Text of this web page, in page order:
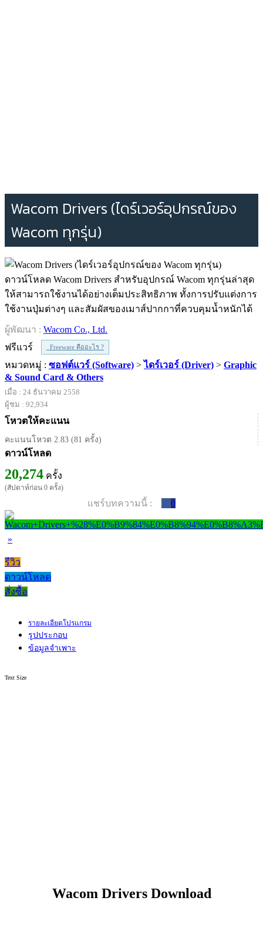
Wacom Drivers (ไดร์เวอร์อุปกรณ์ของ
Wacom ทุกรุ่น)
ดาวน์โหลด Wacom Drivers สำหรับอุปกรณ์ Wacom ทุกรุ่นล่าสุด
ให้สามารถใช้งานได้อย่างเต็มประสิทธิภาพ ทั้งการปรับแต่งการ
ใช้งานปุ่มต่างๆ และสัมผัสของเมาส์ปากกาที่ควบคุมน้ำหนักได้
ผู้พัฒนา : Wacom Co., Ltd.
ฟรีแวร์
Freeware คืออะไร ?
หมวดหมู่ : ซอฟต์แวร์ (Software) > ไดร์เวอร์ (Driver) > Graphic
& Sound Card & Others
เมื่อ : 24 ธันวาคม 2558
ผู้ชม : 92,934
โหวตให้คะแนน
คะแนนโหวต 2.83 (81 ครั้ง)
ดาวน์โหลด
20,274 ครั้ง
(สัปดาห์ก่อน 0 ครั้ง)
แชร์บทความนี้ : 0
»
รีวิว
ดาวน์โหลด
สั่งซื้อ
รายละเอียดโปรแกรม
รูปประกอบ
ข้อมูลจำเพาะ
Text Size
Wacom Drivers Download